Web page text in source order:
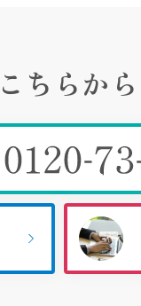
こちらから